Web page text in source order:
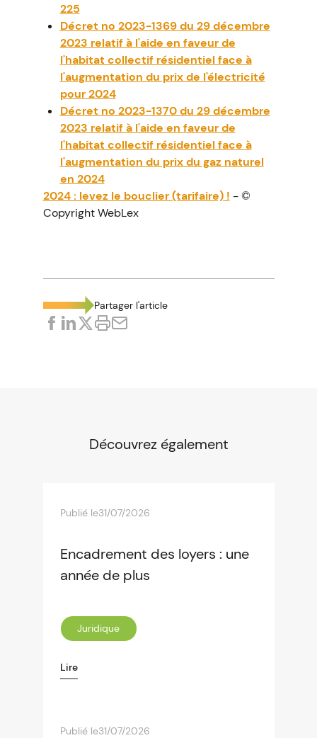
225
Décret no 2023-1369 du 29 décembre
2023 relatif à l'aide en faveur de
l'habitat collectif résidentiel face à
l'augmentation du prix de l'électricité
pour 2024
Décret no 2023-1370 du 29 décembre
2023 relatif à l'aide en faveur de
l'habitat collectif résidentiel face à
l'augmentation du prix du gaz naturel
en 2024
2024 : levez le bouclier (tarifaire) ! - ©
Copyright WebLex
Partager l'article
Découvrez également
Publié le31/07/2026
Encadrement des loyers : une
année de plus
Juridique
Lire
Publié le31/07/2026